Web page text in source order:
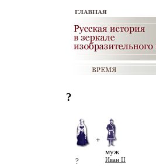
?
?
+
муж
Иван II